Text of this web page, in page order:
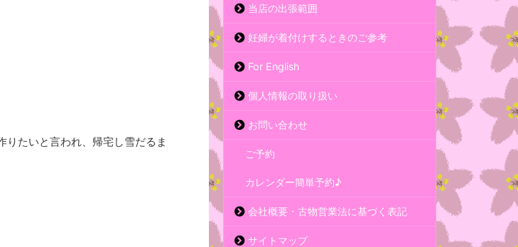
たいと言われ、帰宅し雪だるま
当店の出張範囲
妊婦が着付けするときのご参考
For English
個人情報の取り扱い
お問い合わせ
ご予約
カレンダー簡単予約♪
会社概要・古物営業法に基づく表記
サイトマップ